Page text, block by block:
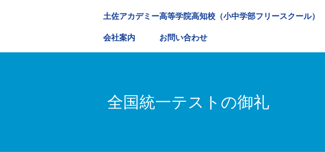
土佐アカデミー高等学院高知校（小中学部フリースクール）
会社案内 お問い合わせ
全国統一テストの御礼